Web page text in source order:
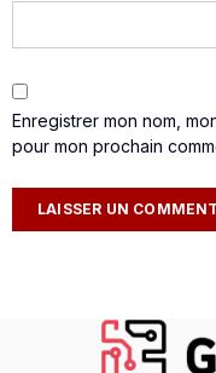
Enregistrer mon nom,
pour mon prochain